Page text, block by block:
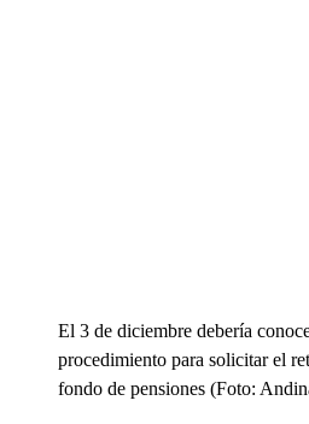
El 3 de diciembre debería
procedimiento para solicitar el
fondo de pensiones (Foto: